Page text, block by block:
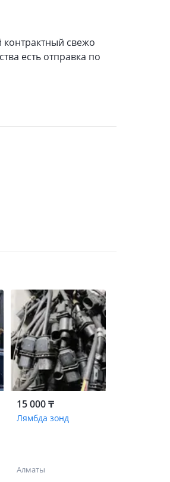
свежо
есть отправка по
15 000 ₸
Лямбда зонд
Алматы